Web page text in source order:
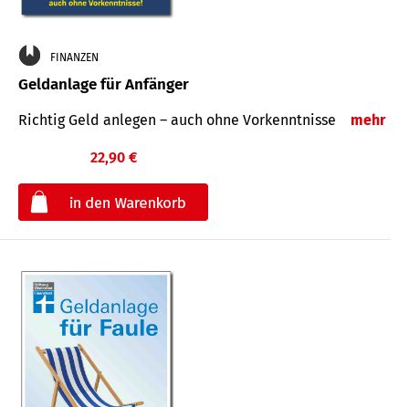
FINANZEN
Geldanlage für Anfänger
Richtig Geld anlegen – auch ohne Vorkenntnisse mehr
22,90 €